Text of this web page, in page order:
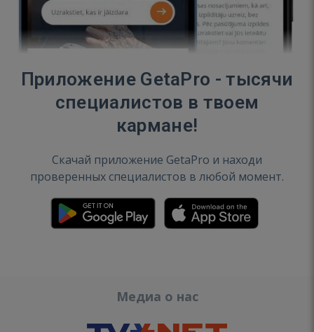
Приложение GetaPro - тысячи
специалистов в твоем
кармане!
Скачай приложение GetaPro и находи
проверенных специалистов в любой момент.
Медиа о нас